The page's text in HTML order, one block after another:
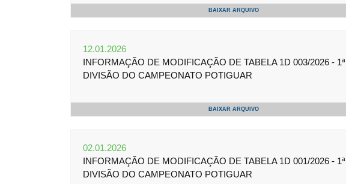
BAIXAR ARQUIVO
12.01.2026
INFORMAÇÃO DE MODIFICAÇÃO DE TABELA 1D 003/2026 - 1ª
DIVISÃO DO CAMPEONATO POTIGUAR
BAIXAR ARQUIVO
02.01.2026
INFORMAÇÃO DE MODIFICAÇÃO DE TABELA 1D 001/2026 - 1ª
DIVISÃO DO CAMPEONATO POTIGUAR